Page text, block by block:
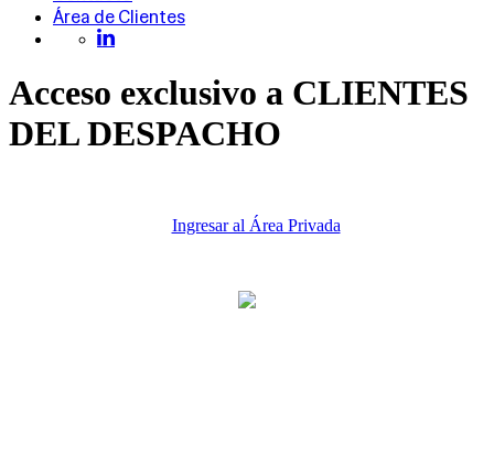
Área de Clientes
Acceso exclusivo a CLIENTES
DEL DESPACHO
Ingresar al Área Privada